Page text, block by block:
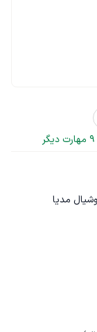
9 مهارت دیگر
مدیا